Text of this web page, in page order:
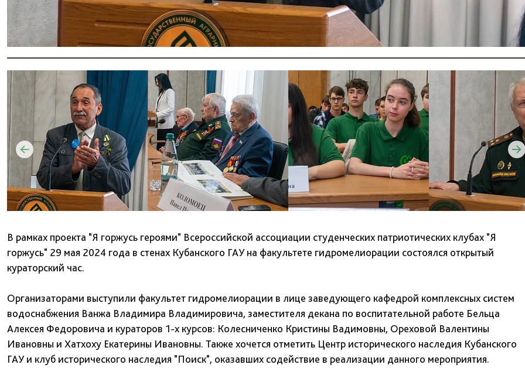
В рамках проекта "Я горжусь героями" Всероссийской ассоциации студенческих патриотических клубах "Я
горжусь" 29 мая 2024 года в стенах Кубанского ГАУ на факультете гидромелиорации состоялся открытый
кураторский час.
Организаторами выступили факультет гидромелиорации в лице заведующего кафедрой комплексных систем
водоснабжения Ванжа Владимира Владимировича, заместителя декана по воспитательной работе Бельца
Алексея Федоровича и кураторов 1-х курсов: Колесниченко Кристины Вадимовны, Ореховой Валентины
Ивановны и Хатхоху Екатерины Ивановны. Также хочется отметить Центр исторического наследия Кубанского
ГАУ и клуб исторического наследия "Поиск", оказавших содействие в реализации данного мероприятия.